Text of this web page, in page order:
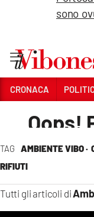
TAG AMBIENTE VIBO ·
RIFIUTI
Tutti gli articoli di
sono